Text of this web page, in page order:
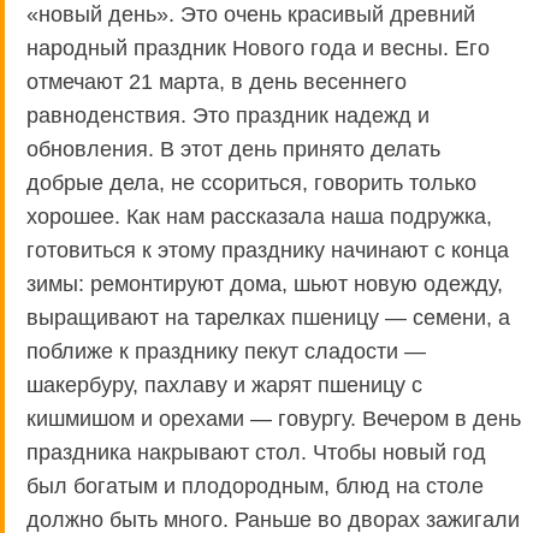
«новый день». Это очень красивый древний
народный праздник Нового года и весны. Его
отмечают 21 марта, в день весеннего
равноденствия. Это праздник надежд и
обновления. В этот день принято делать
добрые дела, не ссориться, говорить только
хорошее. Как нам рассказала наша подружка,
готовиться к этому празднику начинают с конца
зимы: ремонтируют дома, шьют новую одежду,
выращивают на тарелках пшеницу — семени, а
поближе к празднику пекут сладости —
шакербуру, пахлаву и жарят пшеницу с
кишмишом и орехами — говургу. Вечером в день
праздника накрывают стол. Чтобы новый год
был богатым и плодородным, блюд на столе
должно быть много. Раньше во дворах зажигали